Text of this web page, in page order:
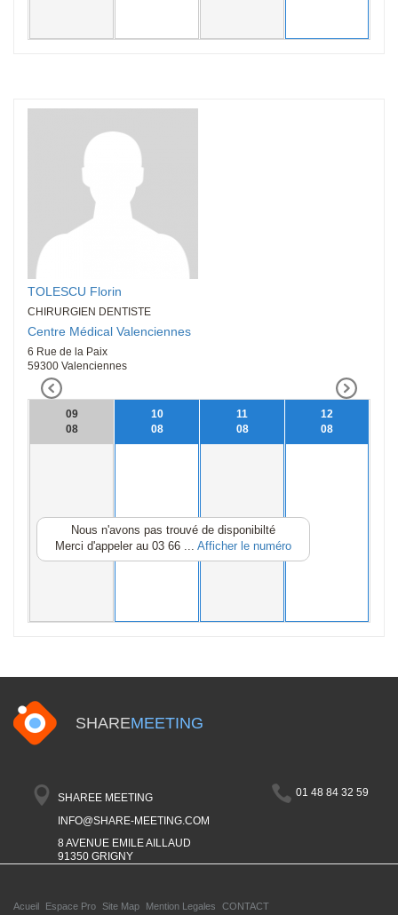
TOLESCU Florin
CHIRURGIEN DENTISTE
Centre Médical Valenciennes
6 Rue de la Paix
59300 Valenciennes
09
08
10
08
11
08
12
08
Nous n'avons pas trouvé de disponibilté
Merci d'appeler au 03 66 ... Afficher le numéro
SHAREMEETING
SHAREE MEETING
INFO@SHARE-MEETING.COM
8 AVENUE EMILE AILLAUD
91350 GRIGNY
01 48 84 32 59
Acueil Espace Pro Site Map Mention Legales CONTACT